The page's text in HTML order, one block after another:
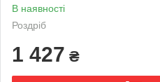
В наявності
Роздріб
1 427 ₴